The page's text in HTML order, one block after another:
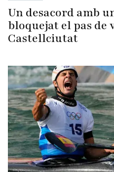
Un desacord amb
bloquejat el pas de
Castellciutat